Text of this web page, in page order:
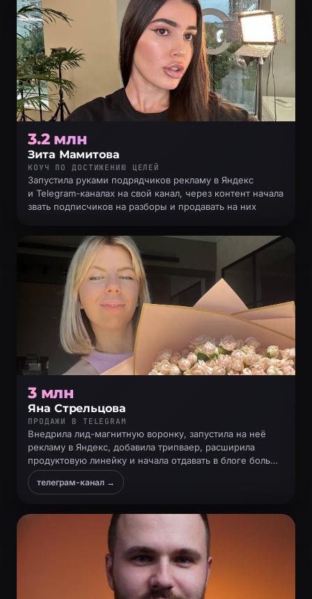
3.2 млн
Зита Мамитова
КОУЧ ПО ДОСТИЖЕНИЮ ЦЕЛЕЙ
Запустила руками подрядчиков рекламу в Яндекс
и Telegram-каналах на свой канал, через контент начала
звать подписчиков на разборы и продавать на них
3 млн
Яна Стрельцова
ПРОДАЖИ В TELEGRAM
Внедрила лид-магнитную воронку, запустила на неё
рекламу в Яндекс, добавила трипваер, расширила
продуктовую линейку и начала отдавать в блоге больше
пользы, что помогло увеличить продажи
телеграм-канал →